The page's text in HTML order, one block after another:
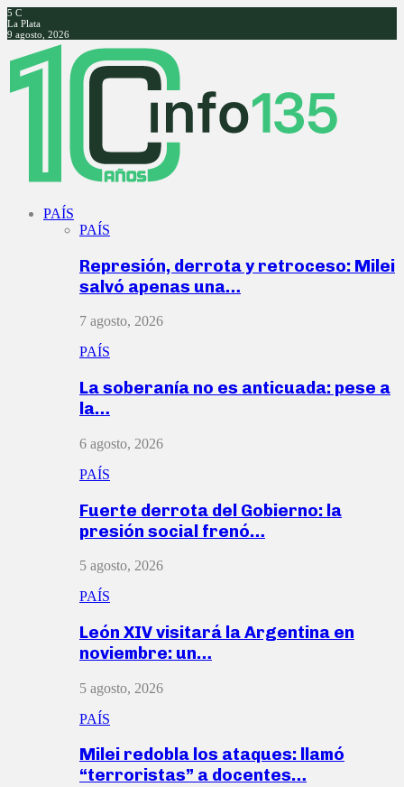
5 C
La Plata
9 agosto, 2026
Facebook
Twitter
Instagram
Youtube
PAÍS
PAÍS
Represión, derrota y retroceso: Milei
salvó apenas una…
7 agosto, 2026
PAÍS
La soberanía no es anticuada: pese a
la…
6 agosto, 2026
PAÍS
Fuerte derrota del Gobierno: la
presión social frenó…
5 agosto, 2026
PAÍS
León XIV visitará la Argentina en
noviembre: un…
5 agosto, 2026
PAÍS
Milei redobla los ataques: llamó
“terroristas” a docentes…